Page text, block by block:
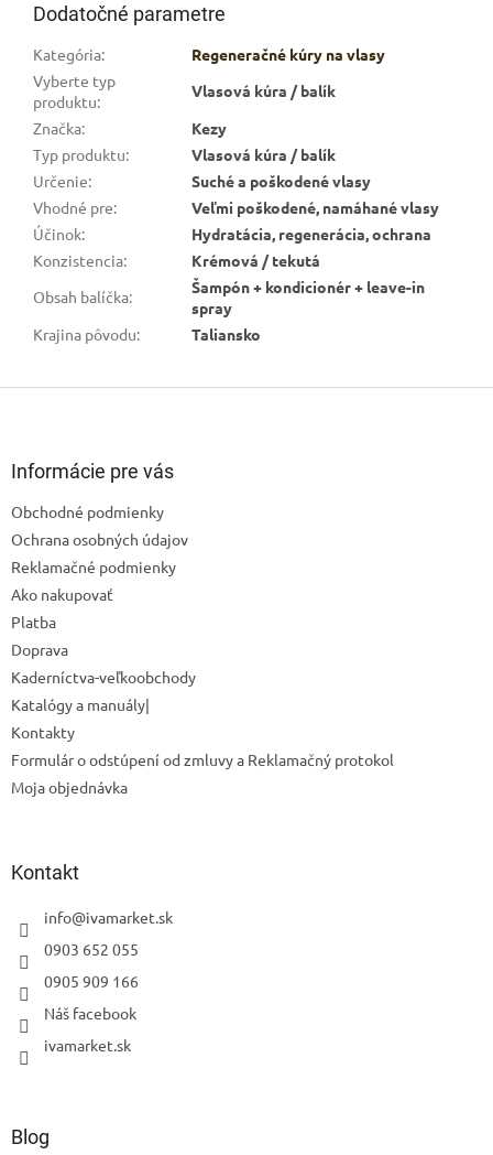
Dodatočné parametre
Kategória:
Regeneračné kúry na vlasy
Vyberte typ
produktu:
Vlasová kúra / balík
Značka:
Kezy
Typ produktu:
Vlasová kúra / balík
Určenie:
Suché a poškodené vlasy
Vhodné pre:
Veľmi poškodené, namáhané vlasy
Účinok:
Hydratácia, regenerácia, ochrana
Konzistencia:
Krémová / tekutá
Obsah balíčka:
Šampón + kondicionér + leave-in
spray
Krajina pôvodu: Taliansko
Informácie pre vás
Obchodné podmienky
Ochrana osobných údajov
Reklamačné podmienky
Ako nakupovať
Platba
Doprava
Kaderníctva-veľkoobchody
Katalógy a manuály|
Kontakty
Formulár o odstúpení od zmluvy a Reklamačný protokol
Moja objednávka
Kontakt
info@ivamarket.sk
0903 652 055
0905 909 166
Náš facebook
ivamarket.sk
Blog